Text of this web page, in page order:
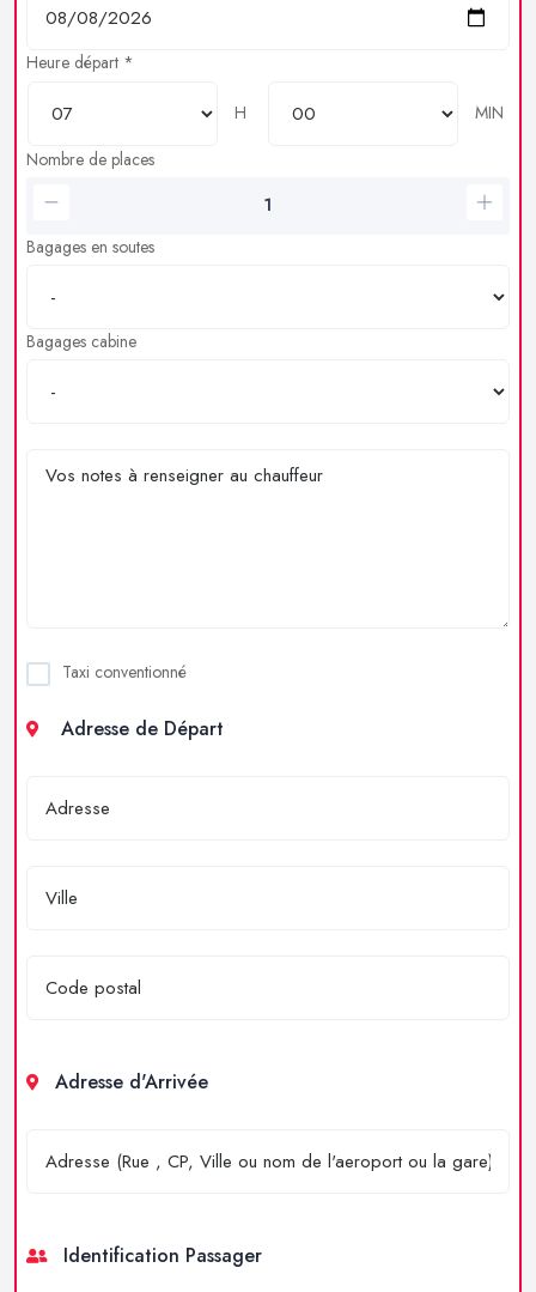
Heure départ *
H
MIN
Nombre de places
Bagages en soutes
Bagages cabine
Taxi conventionné
Adresse de Départ
Adresse d'Arrivée
Identification Passager